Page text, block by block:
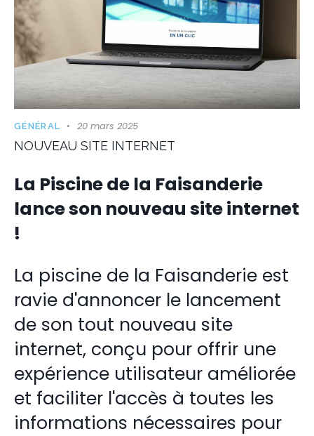
GÉNÉRAL 20 mars 2025
NOUVEAU SITE INTERNET
La Piscine de la Faisanderie
lance son nouveau site internet
!
La piscine de la Faisanderie est
ravie d'annoncer le lancement
de son tout nouveau site
internet, conçu pour offrir une
expérience utilisateur améliorée
et faciliter l'accès à toutes les
informations nécessaires pour